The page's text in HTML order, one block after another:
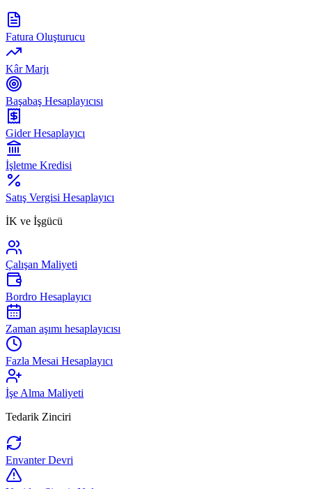
Fatura Oluşturucu
Kâr Marjı
Başabaş Hesaplayıcısı
Gider Hesaplayıcı
İşletme Kredisi
Satış Vergisi Hesaplayıcı
İK ve İşgücü
Çalışan Maliyeti
Bordro Hesaplayıcı
Zaman aşımı hesaplayıcısı
Fazla Mesai Hesaplayıcı
İşe Alma Maliyeti
Tedarik Zinciri
Envanter Devri